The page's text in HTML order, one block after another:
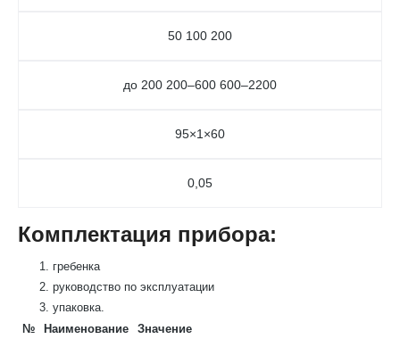
50 100 200
до 200 200–600 600–2200
95×1×60
0,05
Комплектация прибора:
гребенка
руководство по эксплуатации
упаковка.
№
Наименование
Значение